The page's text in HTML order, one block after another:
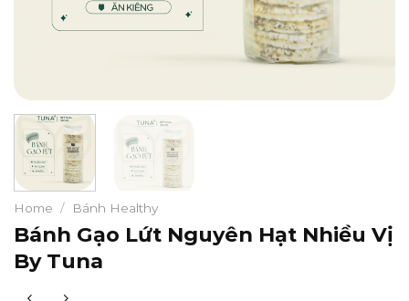
Home / Bánh Healthy
Bánh Gạo Lứt Nguyên Hạt Nhiều Vị
By Tuna